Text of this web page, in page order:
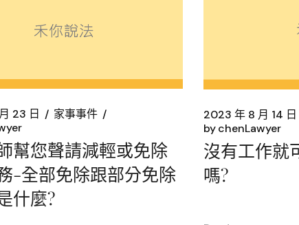
23 日
家事事件
幫您聲請減輕或免除
-全部免除跟部分免除
什麼?
2023 年 8 月 14 日
by chenLawyer
沒有工作就
嗎?